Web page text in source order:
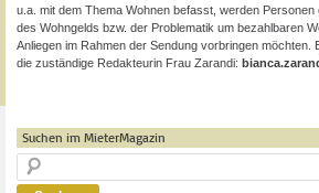
u.a. mit dem Thema Wohnen befasst, werden
des Wohngelds bzw. der Problematik um bezahlbaren
Anliegen im Rahmen der Sendung vorbringen möchten.
die zuständige Redakteurin Frau Zarandi:
Suchen im MieterMagazin